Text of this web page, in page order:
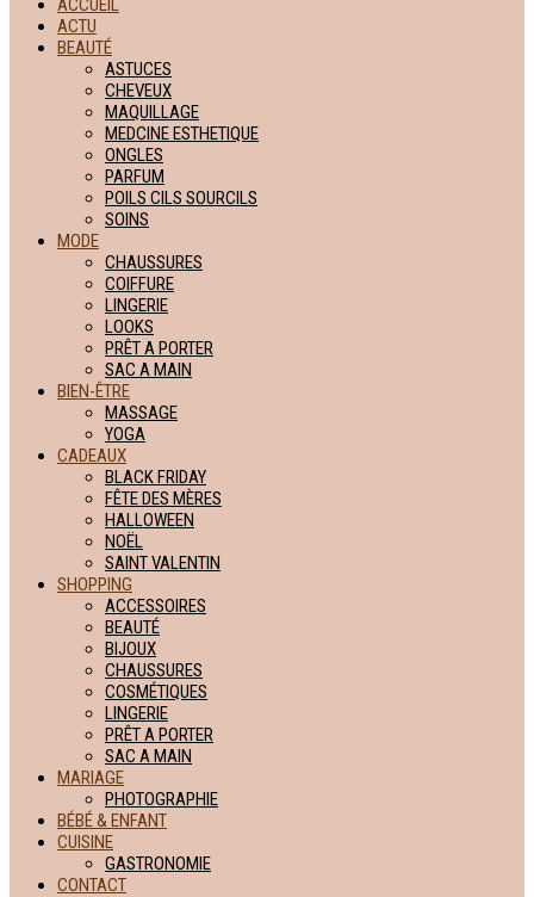
ACCUEIL
ACTU
BEAUTÉ
ASTUCES
CHEVEUX
MAQUILLAGE
MEDCINE ESTHETIQUE
ONGLES
PARFUM
POILS CILS SOURCILS
SOINS
MODE
CHAUSSURES
COIFFURE
LINGERIE
LOOKS
PRÊT A PORTER
SAC A MAIN
BIEN-ÊTRE
MASSAGE
YOGA
CADEAUX
BLACK FRIDAY
FÊTE DES MÈRES
HALLOWEEN
NOËL
SAINT VALENTIN
SHOPPING
ACCESSOIRES
BEAUTÉ
BIJOUX
CHAUSSURES
COSMÉTIQUES
LINGERIE
PRÊT A PORTER
SAC A MAIN
MARIAGE
PHOTOGRAPHIE
BÉBÉ & ENFANT
CUISINE
GASTRONOMIE
CONTACT